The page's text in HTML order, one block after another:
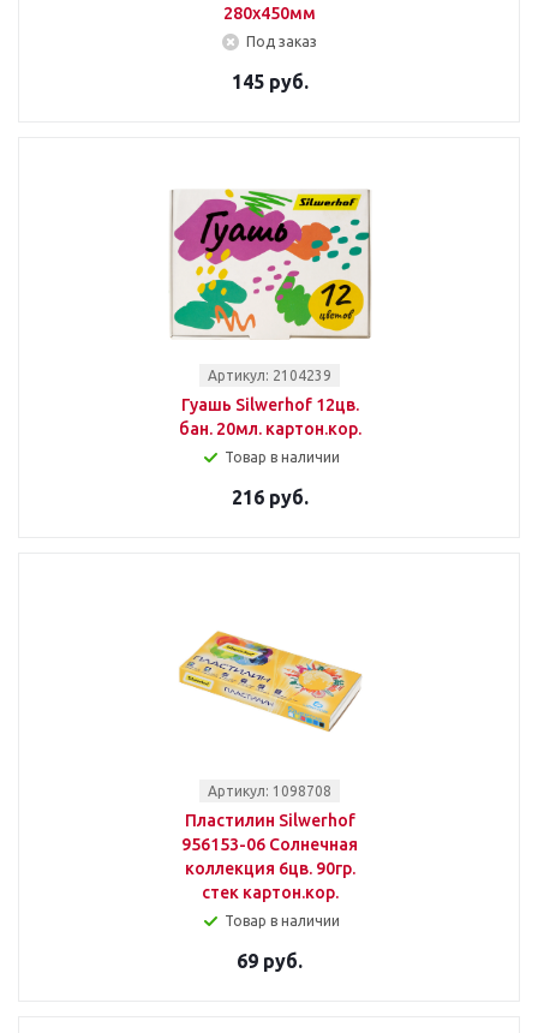
280х450мм
Под заказ
145 руб.
Артикул: 2104239
Гуашь Silwerhof 12цв.
бан. 20мл. картон.кор.
Товар в наличии
216 руб.
Артикул: 1098708
Пластилин Silwerhof
956153-06 Солнечная
коллекция 6цв. 90гр.
стек картон.кор.
Товар в наличии
69 руб.